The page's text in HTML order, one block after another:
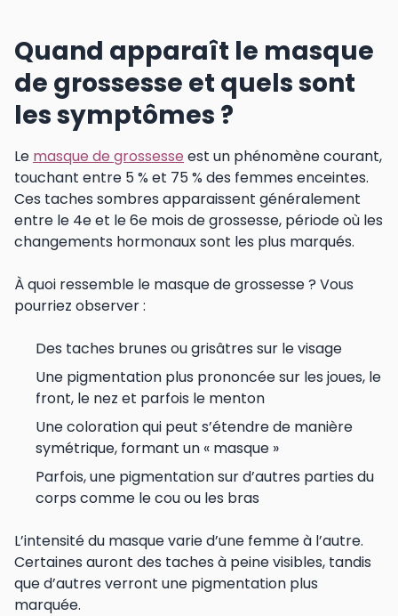
Quand apparaît le masque
de grossesse et quels sont
les symptômes ?
Le masque de grossesse est un phénomène courant,
touchant entre 5 % et 75 % des femmes enceintes.
Ces taches sombres apparaissent généralement
entre le 4e et le 6e mois de grossesse, période où les
changements hormonaux sont les plus marqués.
À quoi ressemble le masque de grossesse ? Vous
pourriez observer :
Des taches brunes ou grisâtres sur le visage
Une pigmentation plus prononcée sur les joues, le
front, le nez et parfois le menton
Une coloration qui peut s’étendre de manière
symétrique, formant un « masque »
Parfois, une pigmentation sur d’autres parties du
corps comme le cou ou les bras
L’intensité du masque varie d’une femme à l’autre.
Certaines auront des taches à peine visibles, tandis
que d’autres verront une pigmentation plus
marquée.